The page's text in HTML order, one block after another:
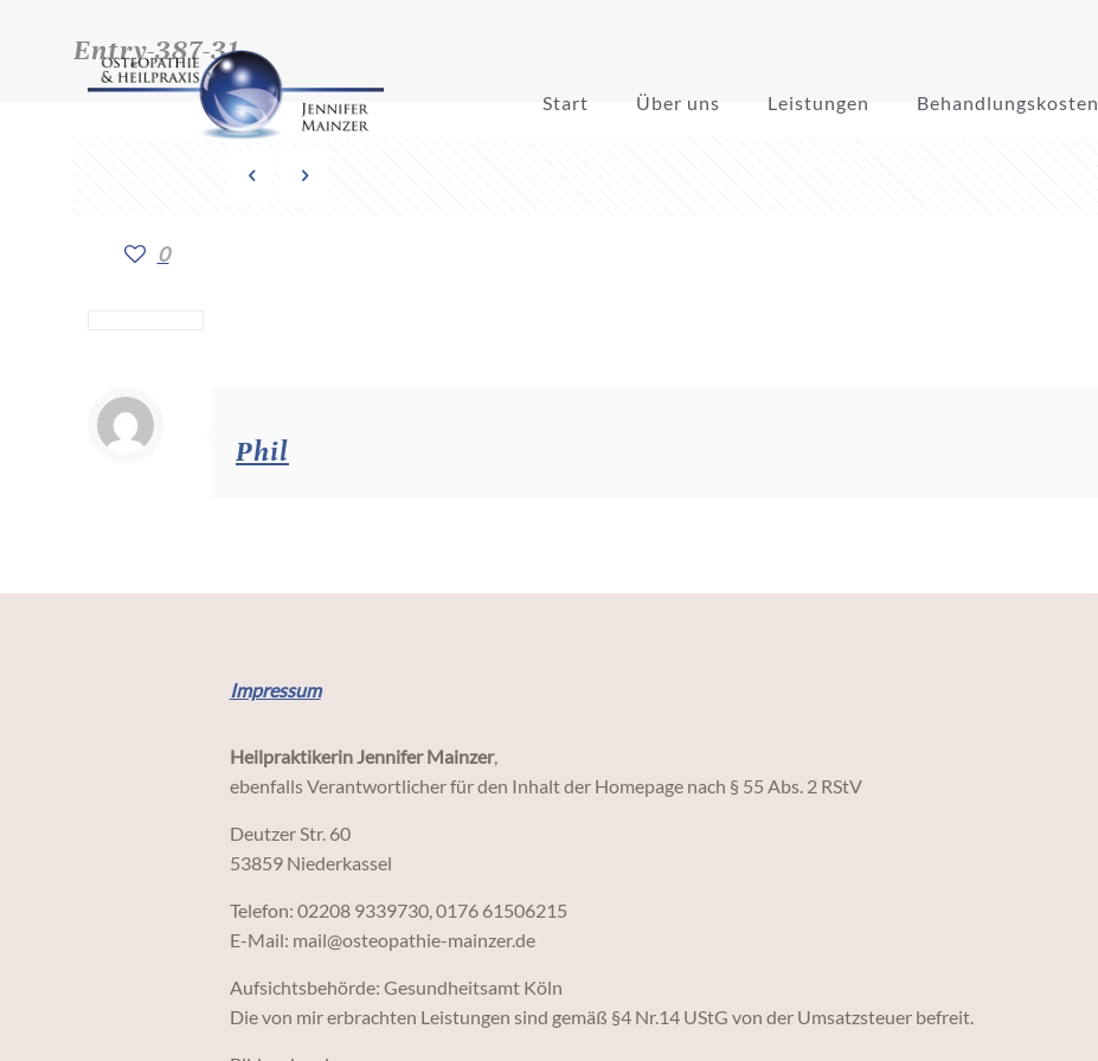
Start Über uns Leistungen Behandlungskosten
Entry-387-31
0
Phil
Impressum
Heilpraktikerin Jennifer Mainzer,
ebenfalls Verantwortlicher für den Inhalt der Homepage nach § 55 Abs. 2 RStV
Deutzer Str. 60
53859 Niederkassel
Telefon: 02208 9339730, 0176 61506215
E-Mail: mail@osteopathie-mainzer.de
Aufsichtsbehörde: Gesundheitsamt Köln
Die von mir erbrachten Leistungen sind gemäß §4 Nr.14 UStG von der Umsatzsteuer befreit.